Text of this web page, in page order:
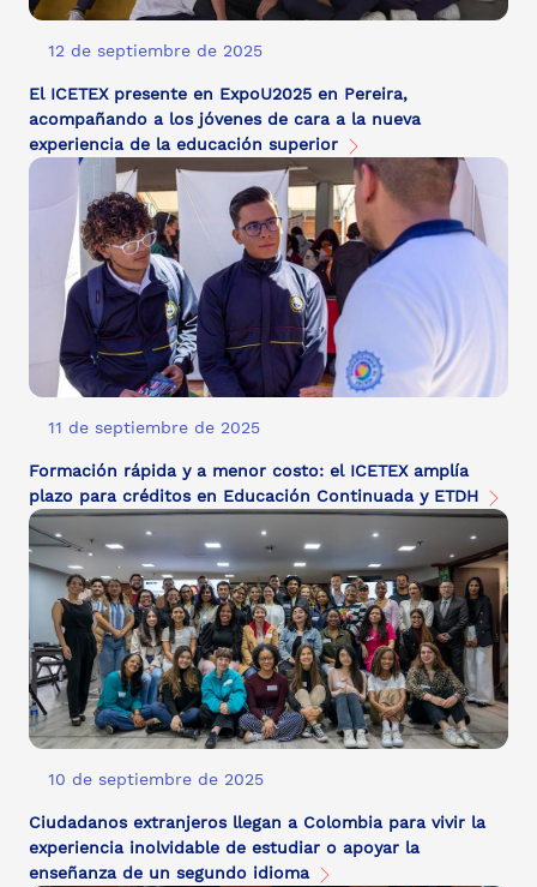
12 de septiembre de 2025
El ICETEX presente en ExpoU2025 en Pereira,
acompañando a los jóvenes de cara a la nueva
experiencia de la educación superior
11 de septiembre de 2025
Formación rápida y a menor costo: el ICETEX amplía
plazo para créditos en Educación Continuada y ETDH
10 de septiembre de 2025
Ciudadanos extranjeros llegan a Colombia para vivir la
experiencia inolvidable de estudiar o apoyar la
enseñanza de un segundo idioma